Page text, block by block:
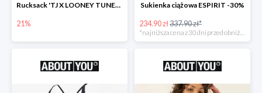
Rucksack 'TJ X LOONEY TUNES Plecak
21%
Sukienka ciążowa ESPIRIT -30%
234.90 zł337.90 zł*
*najniższa cena z 30 dni przed obniżką